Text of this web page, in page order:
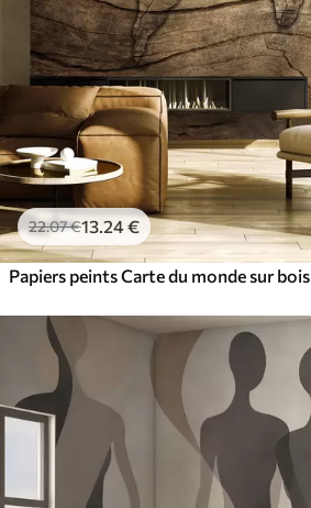
22.07€13.24€
Papiers peints Carte du monde sur bois